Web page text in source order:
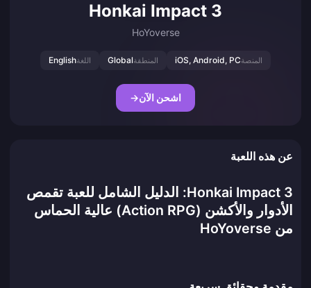
Honkai Impact 3
HoYoverse
المنصةiOS, Android, PC المنطقةGlobal اللغةEnglish
اشحن الآن→
عن هذه اللعبة
Honkai Impact 3: الدليل الشامل للعبة تقمص
الأدوار والأكشن (Action RPG) عالية الحماس
من HoYoverse